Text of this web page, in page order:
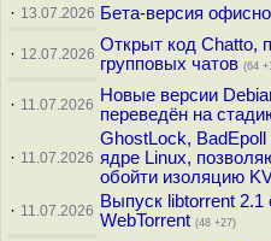
· 13.07.2026 Бета-версия
· 12.07.2026 Открыт код Chatto,
групповых чатов (64
· 11.07.2026 Новые версии
переведён на
· 11.07.2026
GhostLock,
ядре Linux,
обойти изоляцию
· 11.07.2026 Выпуск libtorrent
WebTorrent (48 +27)